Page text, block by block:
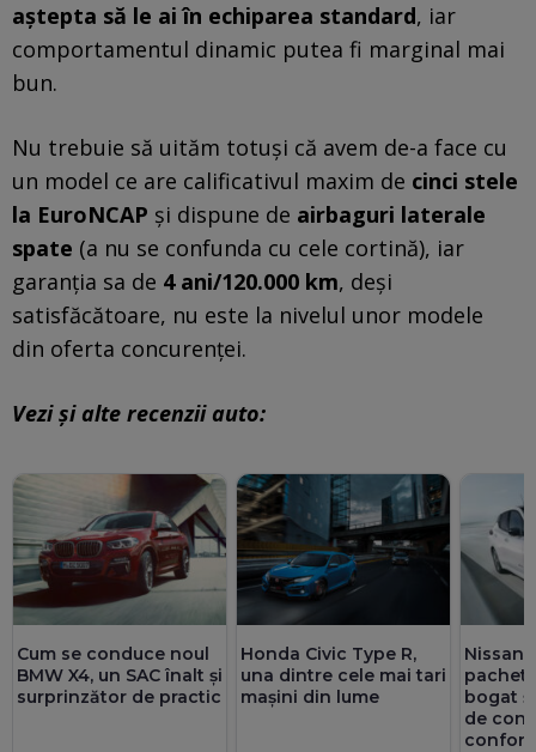
aștepta să le ai în echiparea standard, iar
comportamentul dinamic putea fi marginal mai
bun.
Nu trebuie să uităm totuși că avem de-a face cu
un model ce are calificativul maxim de cinci stele
la EuroNCAP și dispune de airbaguri laterale
spate (a nu se confunda cu cele cortină), iar
garanția sa de 4 ani/120.000 km, deși
satisfăcătoare, nu este la nivelul unor modele
din oferta concurenței.
Vezi și alte recenzii auto:
Cum se conduce noul
BMW X4, un SAC înalt și
surprinzător de practic
Honda Civic Type R,
una dintre cele mai tari
mașini din lume
Nissan
pachet
bogat
de